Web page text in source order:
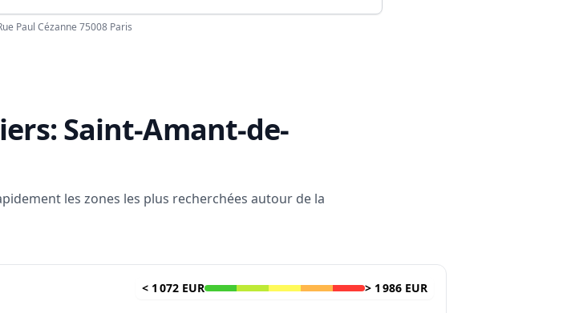
Paul Cézanne 75008 Paris
Saint-Amant-de-
les zones les plus recherchées autour de la
< 1 072 EUR > 1 986 EUR